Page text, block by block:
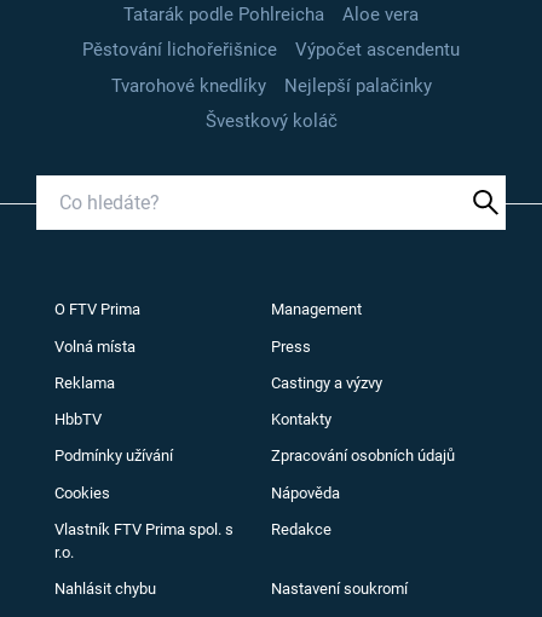
Tatarák podle Pohlreicha
Aloe vera
Pěstování lichořeřišnice
Výpočet ascendentu
Tvarohové knedlíky
Nejlepší palačinky
Švestkový koláč
O FTV Prima Management
Volná místa Press
Reklama Castingy a výzvy
HbbTV Kontakty
Podmínky užívání Zpracování osobních údajů
Cookies Nápověda
Vlastník FTV Prima spol. s
r.o.
Redakce
Nahlásit chybu Nastavení soukromí